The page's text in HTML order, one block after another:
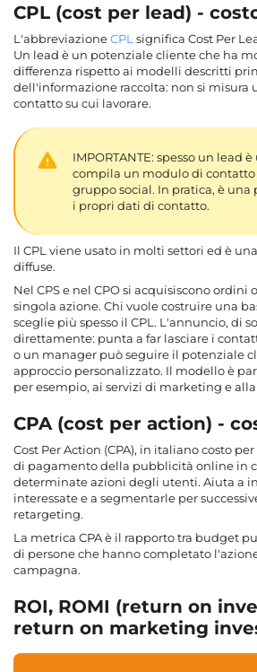
CPL (cost per lead) -
L'abbreviazioneCPL significa Cost Per
Un lead è un potenziale cliente che ha
differenza rispetto ai modelli descritti
dell'informazione raccolta: non si misura
contatto su cui lavorare.
IMPORTANTE: spesso un lead
compila un modulo di contatto
gruppo social. In pratica, è una
i propri dati di contatto.
Il CPL viene usato in molti settori ed è
diffuse.
Nel CPS e nel CPO si acquisiscono ordini
singola azione. Chi vuole costruire una
sceglie più spesso il CPL. L'annuncio, di
direttamente: punta a far lasciare i
o un manager può seguire il potenziale
approccio personalizzato. Il modello è
per esempio, ai servizi di marketing e
CPA (cost per action) -
Cost Per Action (CPA), in italiano costo
di pagamento della pubblicità online in
determinate azioni degli utenti. Aiuta a
interessate e a segmentarle per
retargeting.
La metrica CPA è il rapporto tra budget
di persone che hanno completato
campagna.
ROI, ROMI (return on
return on marketing